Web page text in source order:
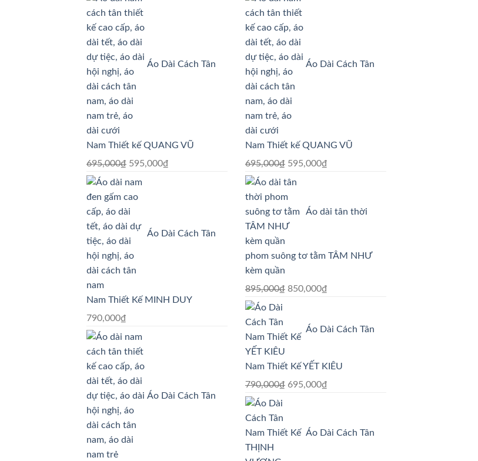
Áo Dài Cách Tân
Nam Thiết kế QUANG VŨ
695,000₫ Giá
695,000₫.
595,000₫
Áo Dài Cách Tân
Nam Thiết Kế MINH DUY
790,000₫
Áo Dài Cách Tân
Áo Dài Cách Tân
Nam Thiết kế QUANG VŨ
695,000₫ Giá
gốc
695,000₫.
595,000₫
là:
Áo dài tân thời
phom suông tơ tằm TÂM NHƯ
kèm quần
895,000₫ Giá
895,000₫.
850,000₫
là:
Áo Dài Cách Tân
Nam Thiết Kế YẾT KIÊU
790,000₫ Giá
790,000₫.
695,000₫
là:
Áo Dài Cách Tân